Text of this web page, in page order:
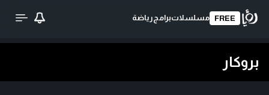
FREE مسلسلاتبرامج رياضة
بروكار